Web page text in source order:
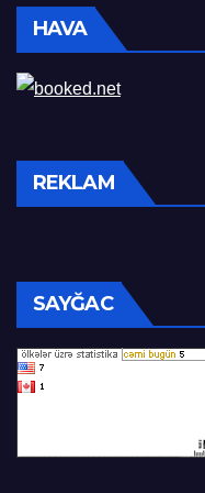
HAVA
REKLAM
SAYĞAC